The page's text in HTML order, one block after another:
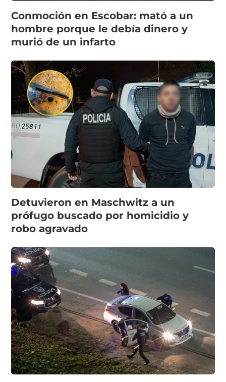
Conmoción en Escobar: mató a un
hombre porque le debía dinero y
murió de un infarto
Detuvieron en Maschwitz a un
prófugo buscado por homicidio y
robo agravado